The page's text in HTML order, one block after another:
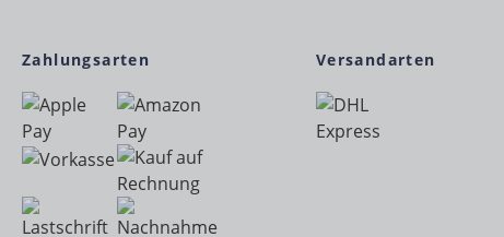
Zahlungsarten Versandarten